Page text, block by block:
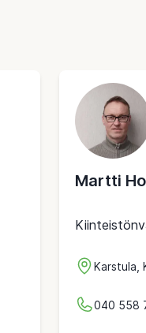
Martti
Karstula,
040 558